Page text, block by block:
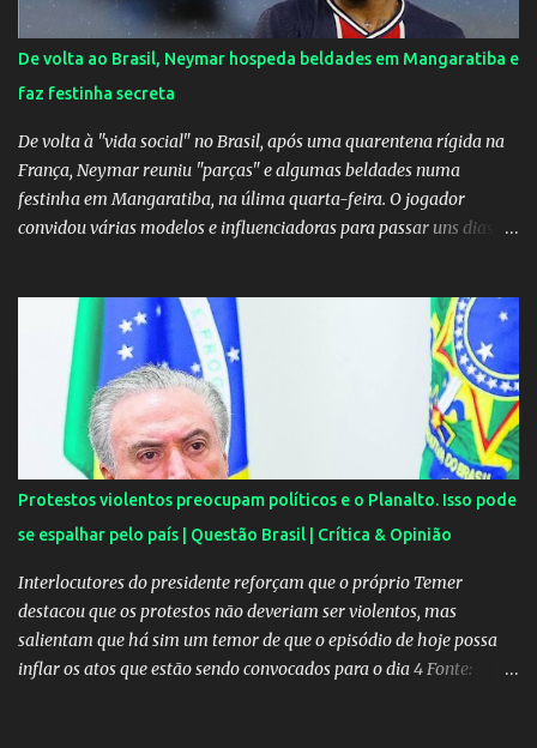
e no dia seguinte foi feita a live que eu não pude ir, porque estava
me sentindo mal", explicou Huma. A notícia da separação de
Gusttavo Lima e Andressa Suita foi divulgada no dia 9 de outubro.
A relação chegou ao fim após cinco anos e houve rumores de uma
suposta traição do canto...
De volta ao Brasil, Neymar hospeda beldades em Mangaratiba e
faz festinha secreta
De volta à "vida social" no Brasil, após uma quarentena rígida na
França, Neymar reuniu "parças" e algumas beldades numa
festinha em Mangaratiba, na úlima quarta-feira. O jogador
convidou várias modelos e influenciadoras para passar uns dias
dentro do condomínio onde fica a mansão do craque do PSG.
Segundo uma fonte do EXTRA, a festa aconteceu ao som de muito
pagode e um show de Suel e do cantor pernambucano Robinho,
que aparecem num registro no resort, e também de Anchietx. De
Mangaratiba, os cantores ainda seguiram para Campo Grande,
onde se apresentaram numa casa de show no bairro da Zona
Oeste do Rio. As moças foram convidadas por Neymar através das
redes sociais. O jogador faz questão de pagar as estadias delas e
também as passagens. A exigência é sempre a mesma: não postar
ou falar nada sobre. Celulares, aliás, são proibidos nas festas....
Protestos violentos preocupam políticos e o Planalto. Isso pode
se espalhar pelo país | Questão Brasil | Crítica & Opinião
Interlocutores do presidente reforçam que o próprio Temer
destacou que os protestos não deveriam ser violentos, mas
salientam que há sim um temor de que o episódio de hoje possa
inflar os atos que estão sendo convocados para o dia 4 Fonte: